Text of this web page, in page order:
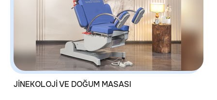
JİNEKOLOJİ VE DOĞUM MASASI